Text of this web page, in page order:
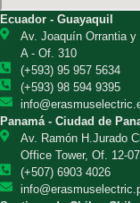
Ecuador - Guayaquil
Av. Joaquín Orrantia y
A - Of. 310
(+593) 95 957 5634
(+593) 98 594 9395
Panamá - Ciudad de
Av. Ramón H.Jurado
Office Tower, Of. 12-07
(+507) 6903 4026